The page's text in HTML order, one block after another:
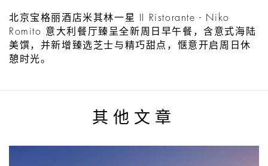
北京宝格丽酒店米其林一星 II Ristorante - Niko
Romito 意大利餐厅臻呈全新周日早午餐，含意式海陆
美馔，并新增臻选芝士与精巧甜点，惬意开启周日休
憩时光。
其他文章